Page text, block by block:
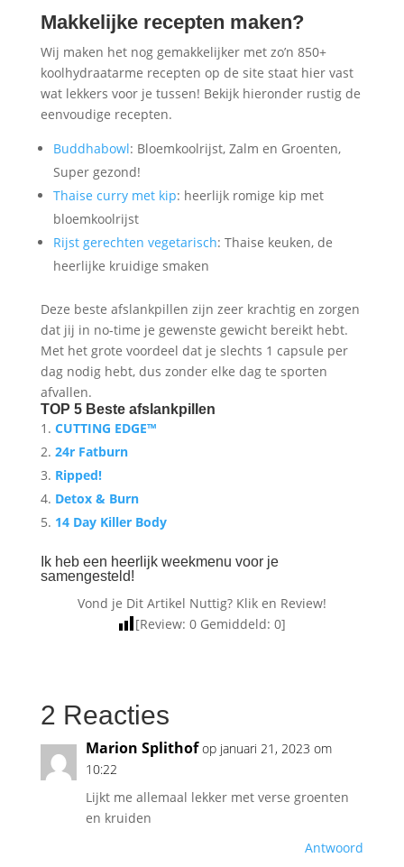
Makkelijke recepten maken?
Wij maken het nog gemakkelijker met zo’n 850+
koolhydraatarme recepten op de site staat hier vast
wat lekkers voor je tussen! Bekijk hieronder rustig de
eenvoudige recepten.
Buddhabowl: Bloemkoolrijst, Zalm en Groenten,
Super gezond!
Thaise curry met kip: heerlijk romige kip met
bloemkoolrijst
Rijst gerechten vegetarisch: Thaise keuken, de
heerlijke kruidige smaken
Deze beste afslankpillen zijn zeer krachtig en zorgen
dat jij in no-time je gewenste gewicht bereikt hebt.
Met het grote voordeel dat je slechts 1 capsule per
dag nodig hebt, dus zonder elke dag te sporten
afvallen.
TOP 5 Beste afslankpillen
CUTTING EDGE™
24r Fatburn
Ripped!
Detox & Burn
14 Day Killer Body
Ik heb een heerlijk weekmenu voor je
samengesteld!
Vond je Dit Artikel Nuttig? Klik en Review!
[Review:0 Gemiddeld:0]
2 Reacties
Marion Splithof op januari 21, 2023 om
10:22
Lijkt me allemaal lekker met verse groenten
en kruiden
Antwoord